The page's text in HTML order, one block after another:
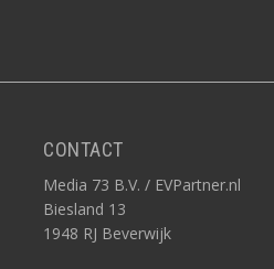
CONTACT
Media 73 B.V. / EVPartner.nl
Biesland 13
1948 RJ Beverwijk